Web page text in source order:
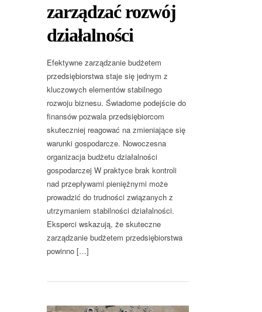
zarządzać rozwój
działalności
Efektywne zarządzanie budżetem
przedsiębiorstwa staje się jednym z
kluczowych elementów stabilnego
rozwoju biznesu. Świadome podejście do
finansów pozwala przedsiębiorcom
skuteczniej reagować na zmieniające się
warunki gospodarcze. Nowoczesna
organizacja budżetu działalności
gospodarczej W praktyce brak kontroli
nad przepływami pieniężnymi może
prowadzić do trudności związanych z
utrzymaniem stabilności działalności.
Eksperci wskazują, że skuteczne
zarządzanie budżetem przedsiębiorstwa
powinno […]